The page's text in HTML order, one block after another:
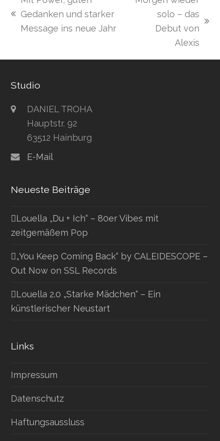
vorheriger
Beitrag:
Gedanken und starker
Message ins neue Jahr
Nächster
solo – das
Debut von
Alexis
Studio
DANIEL TROHA
Hauptstr. 92
63512 Hainburg
E-Mail
Neueste Beiträge
Louella „Du + Ich“ – 80er Vibes mit
zeitgemäßem Pop
„You Keep Coming Back“ by CALEIDESCOPE –
Out Now on SSL Records
Louella 2.0 „Starke Mädchen“ – Ein
künstlerischer Neustart
Links
Impressum
Datenschutz
Haftungsaussluss